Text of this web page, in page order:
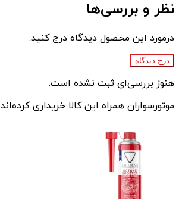
نظر و بررسی‌ها
درمورد این محصول دیدگاه درج کنید.
درج دیدگاه
هنوز بررسی‌ای ثبت نشده است.
موتورسواران همراه این کالا خریداری کرده‌اند